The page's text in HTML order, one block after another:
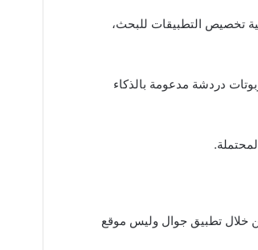
تخصيص التطبيقات للبحث،
دردشة مدعومة بالذكاء
من خلال تطبيق جوال وليس موقع